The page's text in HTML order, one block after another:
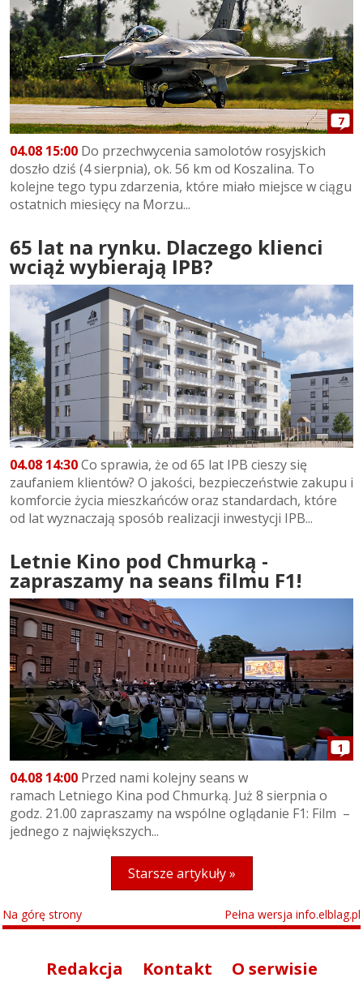
7
04.08 15:00 Do przechwycenia samolotów rosyjskich
doszło dziś (4 sierpnia), ok. 56 km od Koszalina. To
kolejne tego typu zdarzenia, które miało miejsce w ciągu
ostatnich miesięcy na Morzu...
65 lat na rynku. Dlaczego klienci
wciąż wybierają IPB?
04.08 14:30Co sprawia, że od 65 lat IPB cieszy się
zaufaniem klientów? O jakości, bezpieczeństwie zakupu i
komforcie życia mieszkańców oraz standardach, które
od lat wyznaczają sposób realizacji inwestycji IPB...
Letnie Kino pod Chmurką -
zapraszamy na seans filmu F1!
1
04.08 14:00 Przed nami kolejny seans w
ramach Letniego Kina pod Chmurką. Już 8 sierpnia o
godz. 21.00 zapraszamy na wspólne oglądanie F1: Film –
jednego z największych...
Starsze artykuły »
Na górę strony Pełna wersja info.elblag.pl
Redakcja Kontakt
O serwisie